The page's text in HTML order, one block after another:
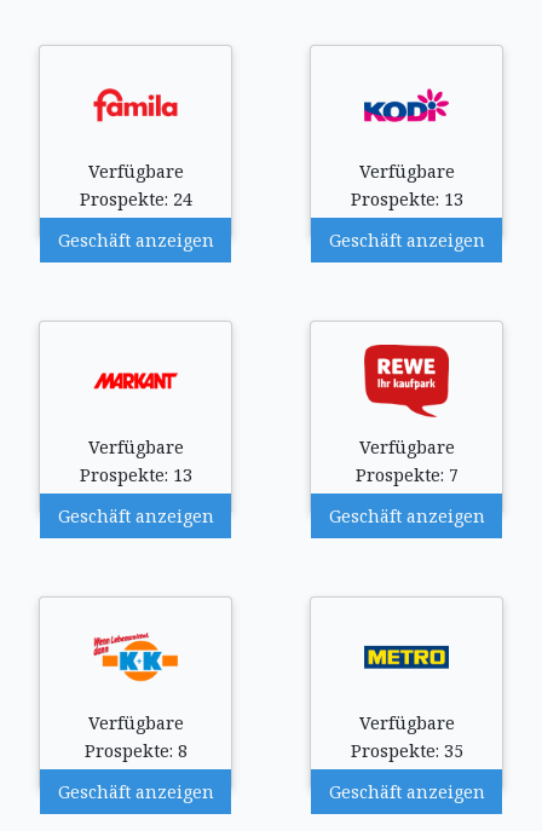
Verfügbare
Prospekte: 24
Geschäft anzeigen
Verfügbare
Prospekte: 13
Geschäft anzeigen
Verfügbare
Prospekte: 13
Geschäft anzeigen
Verfügbare
Prospekte: 7
Geschäft anzeigen
Verfügbare
Prospekte: 8
Geschäft anzeigen
Verfügbare
Prospekte: 35
Geschäft anzeigen